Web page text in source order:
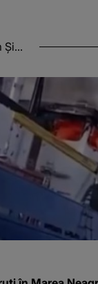
Și...